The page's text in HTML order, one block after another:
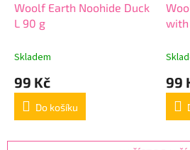
Woolf Earth Noohide Duck
L 90 g
Skladem
99 Kč
Do košíku
with
99